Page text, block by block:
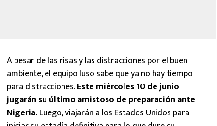
A pesar de las risas y las distracciones por el buen
ambiente, el equipo luso sabe que ya no hay tiempo
para distracciones.Este miércoles 10 de junio
jugarán su último amistoso de preparación ante
Nigeria.Luego, viajarán a los Estados Unidos para